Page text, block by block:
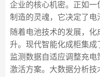
企业的核心机密。正如一
制造的灵魂，它决定了电
随着电池技术的发展，
升。现代智能化成柜集
监测数据自适应调整充
激活方案。大数据分析